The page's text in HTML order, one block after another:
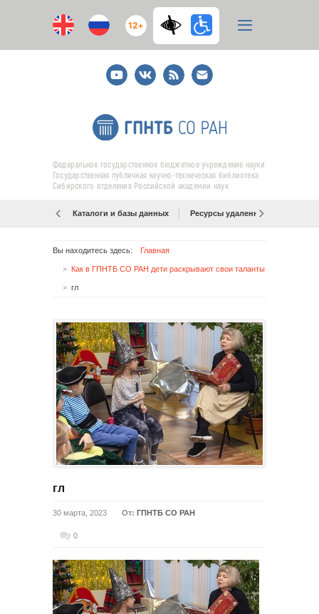
12+
YoutubeВКонтакте
RSS
E-
mail
подписка
Федеральное государственное бюджетное учреждение науки
Государственная публичная научно-техническая библиотека
Сибирского отделения Российской академии наук
Каталоги и базы данных Ресурсы удаленного доступа
Вы находитесь здесь: Главная
Как в ГПНТБ СО РАН дети раскрывают свои таланты
гл
гл
30 марта, 2023 От: ГПНТБ СО РАН
0